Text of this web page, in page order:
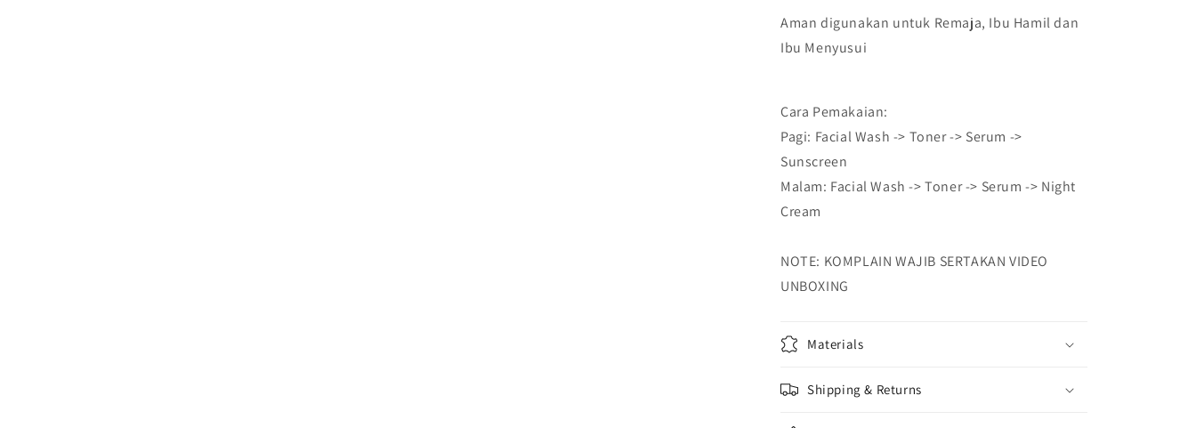
Aman digunakan untuk Remaja, Ibu Hamil dan
Ibu Menyusui
Cara Pemakaian:
Pagi: Facial Wash -> Toner -> Serum ->
Sunscreen
Malam: Facial Wash -> Toner -> Serum -> Night
Cream
NOTE: KOMPLAIN WAJIB SERTAKAN VIDEO
UNBOXING
Materials
Shipping & Returns